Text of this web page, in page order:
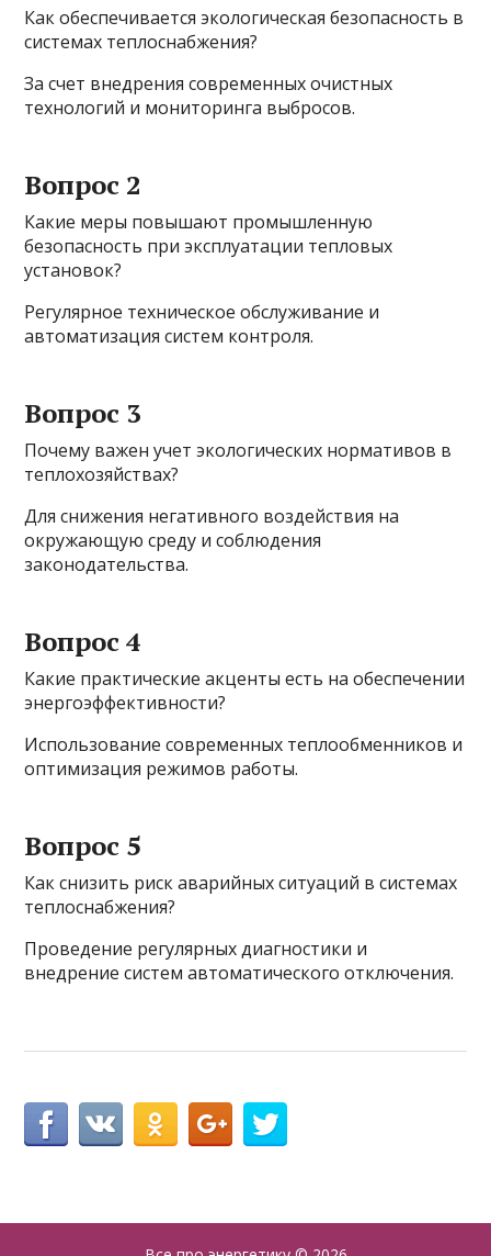
Как обеспечивается экологическая безопасность в
системах теплоснабжения?
За счет внедрения современных очистных
технологий и мониторинга выбросов.
Вопрос 2
Какие меры повышают промышленную
безопасность при эксплуатации тепловых
установок?
Регулярное техническое обслуживание и
автоматизация систем контроля.
Вопрос 3
Почему важен учет экологических нормативов в
теплохозяйствах?
Для снижения негативного воздействия на
окружающую среду и соблюдения
законодательства.
Вопрос 4
Какие практические акценты есть на обеспечении
энергоэффективности?
Использование современных теплообменников и
оптимизация режимов работы.
Вопрос 5
Как снизить риск аварийных ситуаций в системах
теплоснабжения?
Проведение регулярных диагностики и
внедрение систем автоматического отключения.